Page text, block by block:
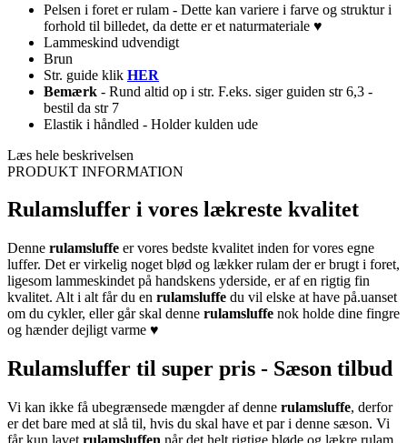
Pelsen i foret er rulam - Dette kan variere i farve og struktur i
forhold til billedet, da dette er et naturmateriale ♥
Lammeskind udvendigt
Brun
Str. guide klik HER
Bemærk - Rund altid op i str. F.eks. siger guiden str 6,3 -
bestil da str 7
Elastik i håndled - Holder kulden ude
Læs hele beskrivelsen
PRODUKT INFORMATION
Rulamsluffer i vores lækreste kvalitet
Denne rulamsluffe er vores bedste kvalitet inden for vores egne
luffer. Det er virkelig noget blød og lækker rulam der er brugt i foret,
ligesom lammeskindet på handskens yderside, er af en rigtig fin
kvalitet. Alt i alt får du en rulamsluffe du vil elske at have på.uanset
om du cykler, eller går skal denne rulamsluffe nok holde dine fingre
og hænder dejligt varme ♥
Rulamsluffer til super pris - Sæson tilbud
Vi kan ikke få ubegrænsede mængder af denne rulamsluffe, derfor
er det bare med at slå til, hvis du skal have et par i denne sæson. Vi